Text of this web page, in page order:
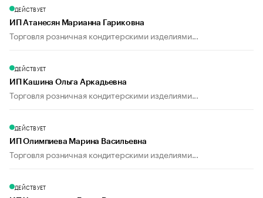
ДЕЙСТВУЕТ
ИП Атанесян Марианна Гариковна
Торговля розничная кондитерскими изделиями...
ДЕЙСТВУЕТ
ИП Кашина Ольга Аркадьевна
Торговля розничная кондитерскими изделиями...
ДЕЙСТВУЕТ
ИП Олимпиева Марина Васильевна
Торговля розничная кондитерскими изделиями...
ДЕЙСТВУЕТ